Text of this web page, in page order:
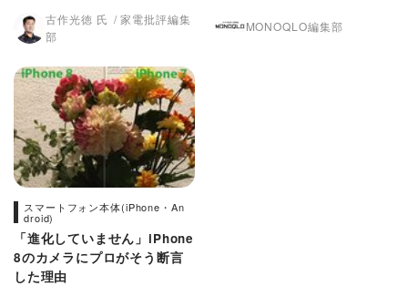
古作光徳 氏
家電批評編集
部
MONOQLO編集部
スマートフォン本体(iPhone・An
droid)
「進化していません」iPhone
8のカメラにプロがそう断言
した理由